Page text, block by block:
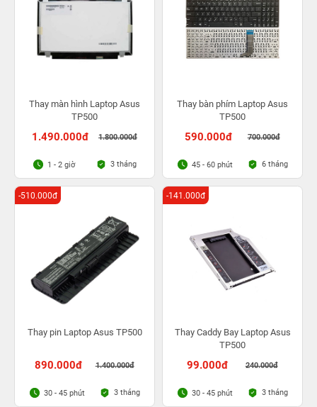
Thay màn hình Laptop Asus
TP500
1.490.000đ 1.800.000đ
1 - 2 giờ 3 tháng
Thay bàn phím Laptop Asus
TP500
590.000đ 700.000đ
45 - 60 phút 6 tháng
Thay pin Laptop Asus TP500
890.000đ 1.400.000đ
-510.000đ
30 - 45 phút 3 tháng
Thay Caddy Bay Laptop Asus
TP500
99.000đ 240.000đ
-141.000đ
30 - 45 phút 3 tháng